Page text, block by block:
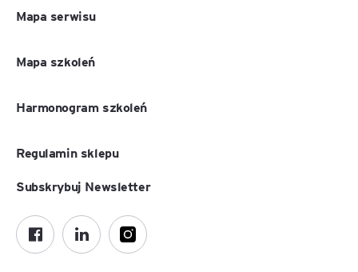
Mapa serwisu
Mapa szkoleń
Harmonogram szkoleń
Regulamin sklepu
Subskrybuj Newsletter